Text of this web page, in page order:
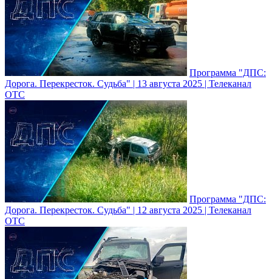
Программа "ДПС:
Дорога. Перекресток. Судьба" | 13 августа 2025 | Телеканал
ОТС
Программа "ДПС:
Дорога. Перекресток. Судьба" | 12 августа 2025 | Телеканал
ОТС